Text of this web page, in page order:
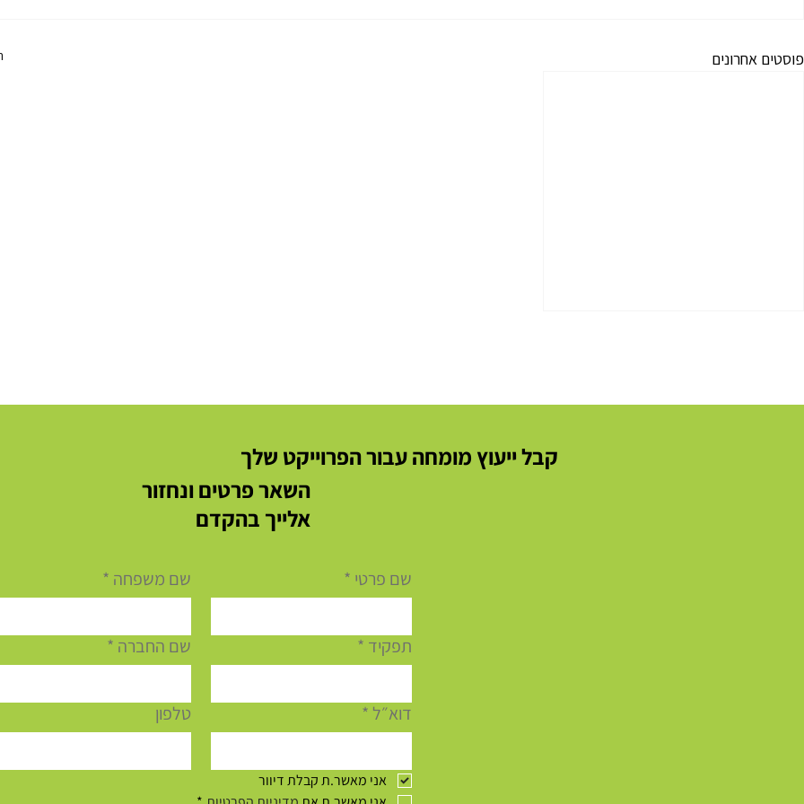
פוסטים אחרונים
קבל ייעוץ מומחה עבור הפרוייקט שלך
השאר פרטים ונחזור
אלייך בהקדם
שם פרטי * שם משפחה *
תפקיד * שם החברה *
דוא״ל * טלפון
אני מאשר.ת קבלת דיוור